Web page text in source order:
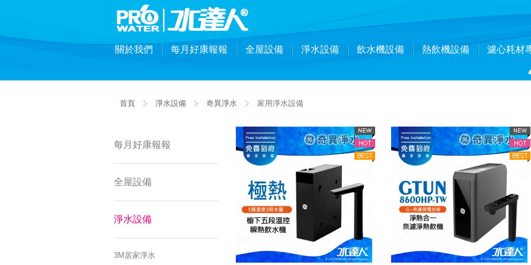
關於我們 每月好康報報 全屋設備 淨水設備 飲水機設備 熱飲機設備 濾心耗材
首頁 淨水設備 奇異淨水 家用淨水設備
每月好康報報
全屋設備
淨水設備
3M居家淨水